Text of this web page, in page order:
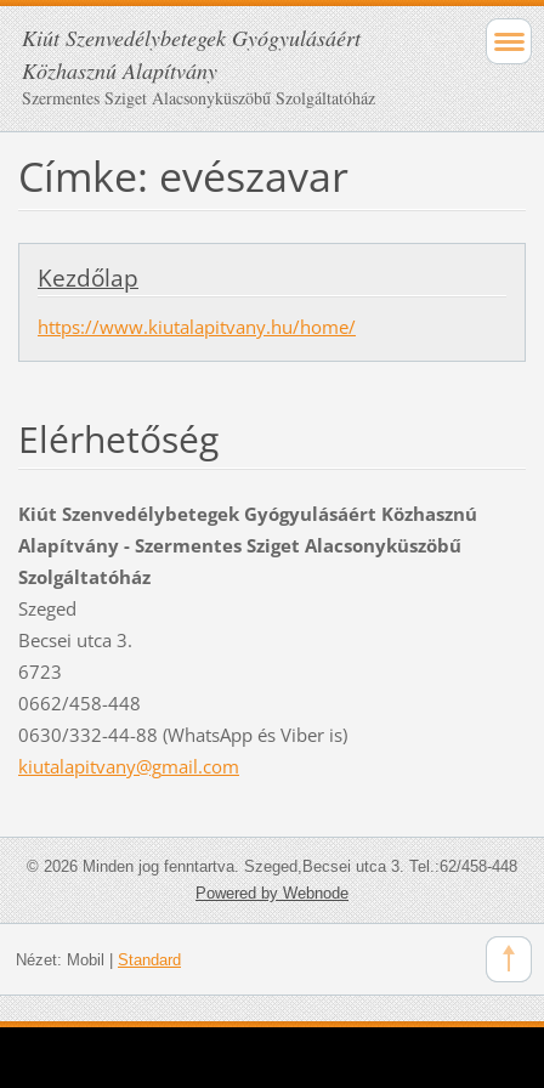
Kiút Szenvedélybetegek Gyógyulásáért
Közhasznú Alapítvány
Szermentes Sziget Alacsonyküszöbű Szolgáltatóház
Címke: evészavar
Kezdőlap
https://www.kiutalapitvany.hu/home/
Elérhetőség
Kiút Szenvedélybetegek Gyógyulásáért Közhasznú
Alapítvány - Szermentes Sziget Alacsonyküszöbű
Szolgáltatóház
Szeged
Becsei utca 3.
6723
0662/458-448
0630/332-44-88 (WhatsApp és Viber is)
kiutalapitvany@gmail.com
© 2026 Minden jog fenntartva. Szeged,Becsei utca 3. Tel.:62/458-448
Powered by Webnode
Nézet: Mobil Standard